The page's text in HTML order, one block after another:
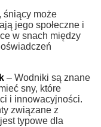
śniący może
jego społeczne i
w snach między
– Wodniki są znane
sny, które
i innowacyjności.
związane z
typowe dla